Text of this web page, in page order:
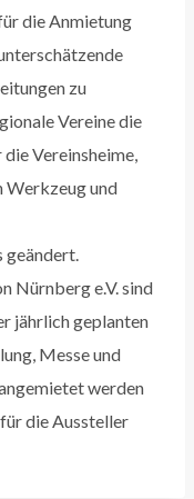
die Anmietung
zu
Vereine die
Vereinsheime,
Werkzeug und
geändert.
Nürnberg e.V. sind
jährlich geplanten
Messe und
werden
die Aussteller